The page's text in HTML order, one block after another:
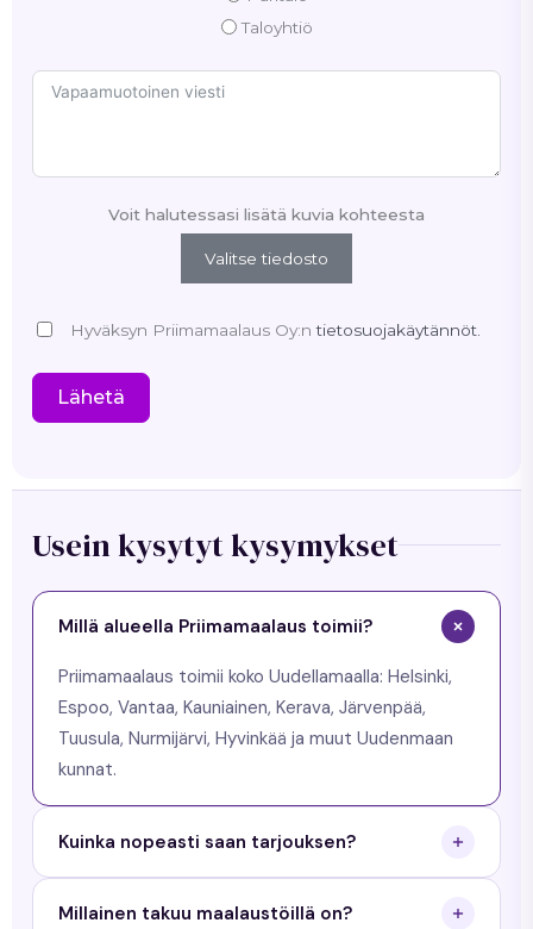
Taloyhtiö
Voit halutessasi lisätä kuvia kohteesta
Valitse tiedosto
Hyväksyn Priimamaalaus Oy:ntietosuojakäytännöt.
Lähetä
Usein kysytyt kysymykset
Millä alueella Priimamaalaus toimii?
Priimamaalaus toimii koko Uudellamaalla: Helsinki,
Espoo, Vantaa, Kauniainen, Kerava, Järvenpää,
Tuusula, Nurmijärvi, Hyvinkää ja muut Uudenmaan
kunnat.
Kuinka nopeasti saan tarjouksen?
maksuttomalla arviokäynnillä ja toimitamme
Millainen takuu maalaustöillä on?